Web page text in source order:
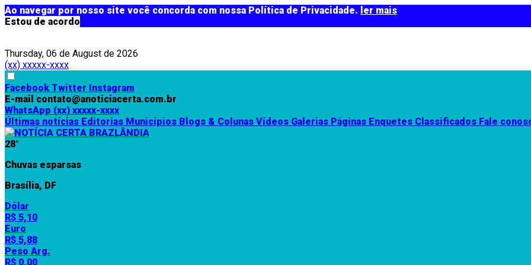
Ao navegar por nosso site você concorda com nossa Política de Privacidade. ler mais
Estou de acordo
Thursday, 06 de August de 2026
(xx) xxxxx-xxxx
Facebook Twitter Instagram
E-mail contato@anoticiacerta.com.br
WhatsApp (xx) xxxxx-xxxx
Últimas notícias Editorias Municípios Blogs & Colunas Vídeos Galerias Páginas Enquetes Classificados Fale
28°
Chuvas esparsas
Brasília, DF
Dólar
R$ 5,10
Euro
R$ 5,88
Peso Arg.
R$ 0,00